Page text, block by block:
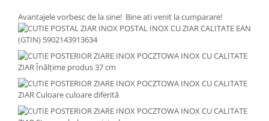
Avantajele vorbesc de la sine! Bine ati venit la cumparare!